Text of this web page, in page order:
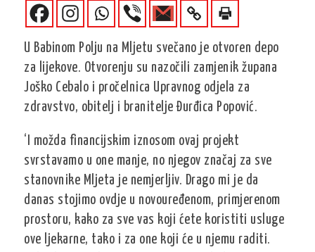
U Babinom Polju na Mljetu svečano je otvoren depo
za lijekove. Otvorenju su nazočili zamjenik župana
Joško Cebalo i pročelnica Upravnog odjela za
zdravstvo, obitelj i branitelje Đurđica Popović.
‘I možda financijskim iznosom ovaj projekt
svrstavamo u one manje, no njegov značaj za sve
stanovnike Mljeta je nemjerljiv. Drago mi je da
danas stojimo ovdje u novouređenom, primjerenom
prostoru, kako za sve vas koji ćete koristiti usluge
ove ljekarne, tako i za one koji će u njemu raditi.